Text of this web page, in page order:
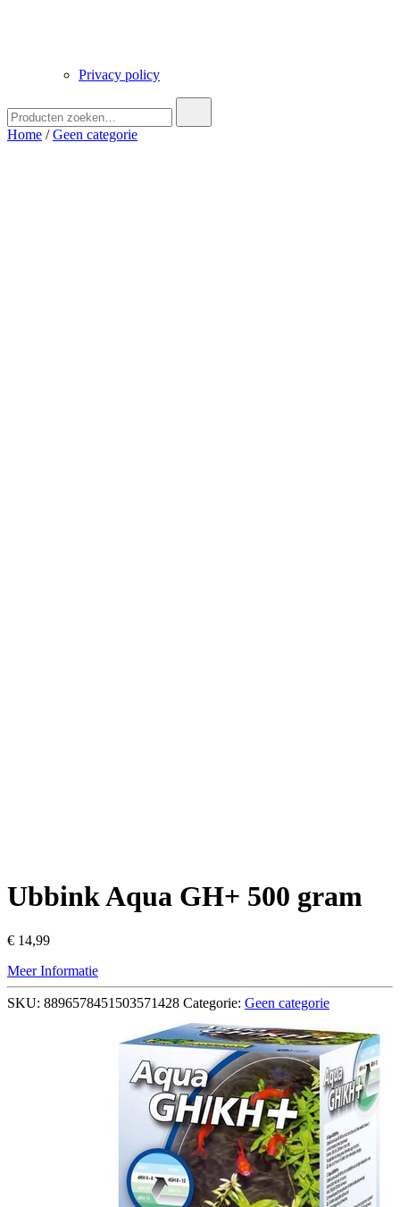
Privacy policy
naar:
Home /Geen categorie
Ubbink Aqua GH+ 500 gram
€ 14,99
Meer Informatie
SKU: 8896578451503571428 Categorie: Geen categorie